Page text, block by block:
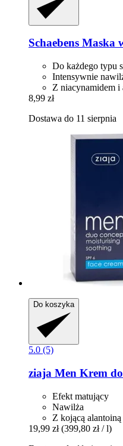
Schaebens Maska
Do każdego typu
Intensywnie
Z niacynamidem i
8,99 zł
Dostawa do 11 sierpnia
Do koszyka
5.0 (5)
ziaja Men Krem
Efekt matujący
Nawilża
Z kojącą alantoiną
19,99 zł (399,80 zł / l)